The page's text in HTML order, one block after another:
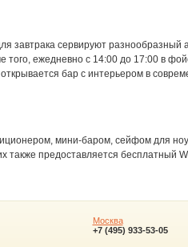
завтрака сервируют разнообразный
того, ежедневно с 14:00 до 17:00 в
бар с интерьером в
мини-баром, сейфом для
также предоставляется бесплатный
Москва
+7 (495) 933-53-05